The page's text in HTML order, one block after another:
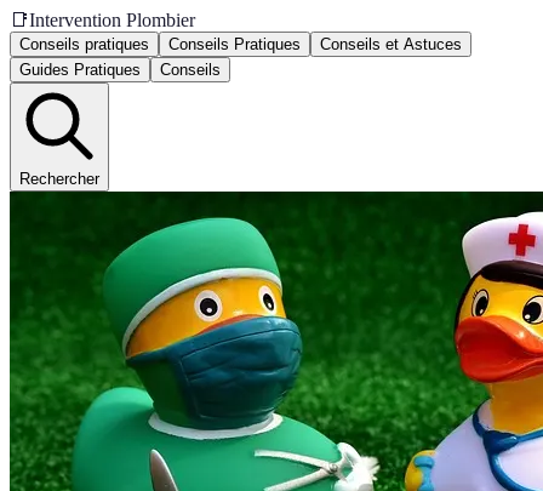
📑Intervention Plombier
Conseils pratiques Conseils Pratiques
Conseils et Astuces
Guides Pratiques
Conseils
Rechercher